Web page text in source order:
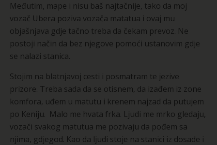
Međutim, mape i nisu baš najtačnije, tako da moj
vozač Ubera poziva vozača matatua i ovaj mu
objašnjava gdje tačno treba da čekam prevoz. Ne
postoji način da bez njegove pomoći ustanovim gdje
se nalazi stanica.
Stojim na blatnjavoj cesti i posmatram te jezive
prizore. Treba sada da se otisnem, da izađem iz zone
komfora, uđem u matutu i krenem najzad da putujem
po Keniju. Malo me hvata frka. Ljudi me mrko gledaju,
vozači svakog matutua me pozivaju da pođem sa
njima, gdjegod. Kao da ljudi stoje na stanici iz dosade i